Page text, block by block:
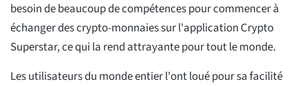
besoin de beaucoup de compétences pour commencer à
échanger des crypto-monnaies sur l'application Crypto
Superstar, ce qui la rend attrayante pour tout le monde.
Les utilisateurs du monde entier l'ont loué pour sa facilité